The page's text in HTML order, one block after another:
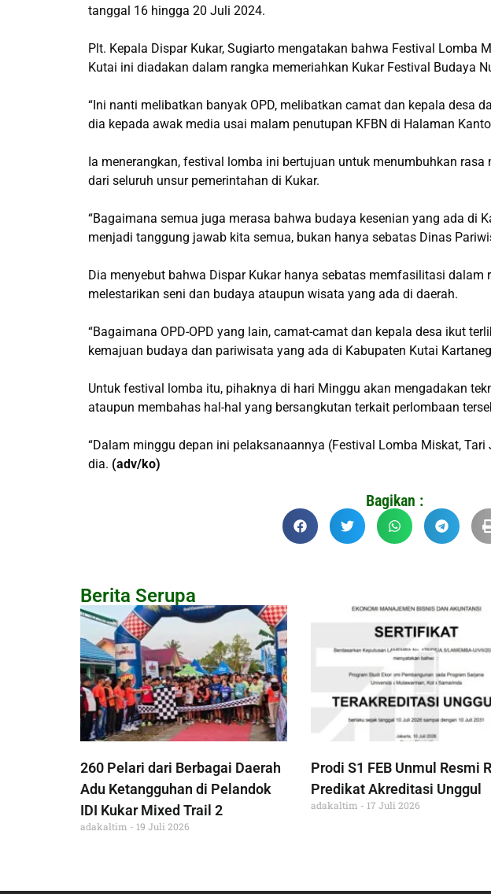
tanggal 16 hingga 20 Juli 2024.
Plt. Kepala Dispar Kukar, Sugiarto mengatakan bahwa Festival Lomba
Kutai ini diadakan dalam rangka memeriahkan Kukar Festival Budaya
“Ini nanti melibatkan banyak OPD, melibatkan camat dan kepala desa
dia kepada awak media usai malam penutupan KFBN di Halaman
Ia menerangkan, festival lomba ini bertujuan untuk menumbuhkan
dari seluruh unsur pemerintahan di Kukar.
“Bagaimana semua juga merasa bahwa budaya kesenian yang ada di
menjadi tanggung jawab kita semua, bukan hanya sebatas Dinas
Dia menyebut bahwa Dispar Kukar hanya sebatas memfasilitasi dalam
melestarikan seni dan budaya ataupun wisata yang ada di daerah.
“Bagaimana OPD-OPD yang lain, camat-camat dan kepala desa ikut
kemajuan budaya dan pariwisata yang ada di Kabupaten Kutai
Untuk festival lomba itu, pihaknya di hari Minggu akan mengadakan
ataupun membahas hal-hal yang bersangkutan terkait perlombaan
“Dalam minggu depan ini pelaksanaannya (Festival Lomba Miskat, Tari
dia. (adv/ko)
Bagikan :
Berita Serupa
260 Pelari dari Berbagai Daerah
Adu Ketangguhan di Pelandok
IDI Kukar Mixed Trail 2
adakaltim 19 Juli 2026
Prodi S1 FEB Unmul Resmi
Predikat Akreditasi Unggul
adakaltim 17 Juli 2026